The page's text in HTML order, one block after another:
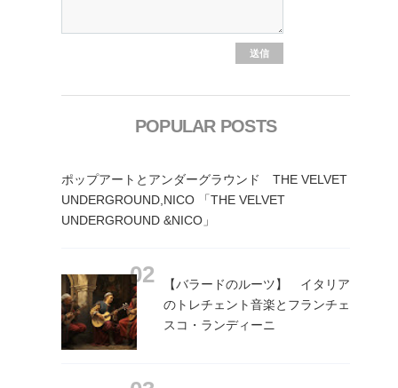
POPULAR POSTS
ポップアートとアンダーグラウンド THE VELVET
UNDERGROUND,NICO 「THE VELVET
UNDERGROUND &NICO」
【バラードのルーツ】 イタリア
のトレチェント音楽とフランチェ
スコ・ランディーニ